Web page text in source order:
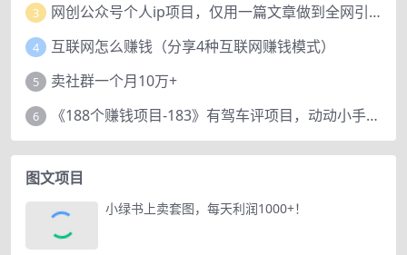
3 网创公众号个人ip项目，仅用一篇文章做到全网引流！
4 互联网怎么赚钱（分享4种互联网赚钱模式）
5 卖社群一个月10万+
6 《188个赚钱项目-183》有驾车评项目，动动小手，复制粘贴赚44元！
图文项目
小绿书上卖套图，每天利润1000+！